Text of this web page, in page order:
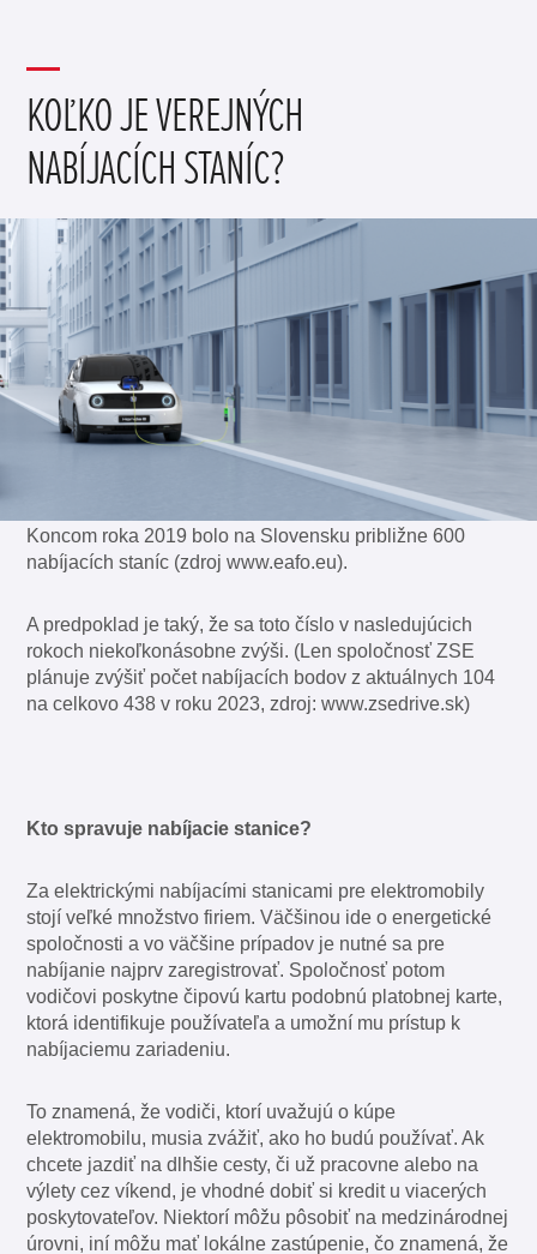
KOĽKO JE VEREJNÝCH
NABÍJACÍCH STANÍC?
Koncom roka 2019 bolo na Slovensku približne 600
nabíjacích staníc (zdroj www.eafo.eu).
A predpoklad je taký, že sa toto číslo v nasledujúcich
rokoch niekoľkonásobne zvýši. (Len spoločnosť ZSE
plánuje zvýšiť počet nabíjacích bodov z aktuálnych 104
na celkovo 438 v roku 2023, zdroj: www.zsedrive.sk)
Kto spravuje nabíjacie stanice?
Za elektrickými nabíjacími stanicami pre elektromobily
stojí veľké množstvo firiem. Väčšinou ide o energetické
spoločnosti a vo väčšine prípadov je nutné sa pre
nabíjanie najprv zaregistrovať. Spoločnosť potom
vodičovi poskytne čipovú kartu podobnú platobnej karte,
ktorá identifikuje používateľa a umožní mu prístup k
nabíjaciemu zariadeniu.
To znamená, že vodiči, ktorí uvažujú o kúpe
elektromobilu, musia zvážiť, ako ho budú používať. Ak
chcete jazdiť na dlhšie cesty, či už pracovne alebo na
výlety cez víkend, je vhodné dobiť si kredit u viacerých
poskytovateľov. Niektorí môžu pôsobiť na medzinárodnej
úrovni, iní môžu mať lokálne zastúpenie, čo znamená, že